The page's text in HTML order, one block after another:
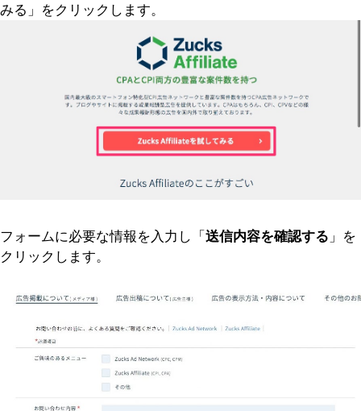
みる」をクリックします。
フォームに必要な情報を入力し「送信内容を確認する 」を
クリックします。